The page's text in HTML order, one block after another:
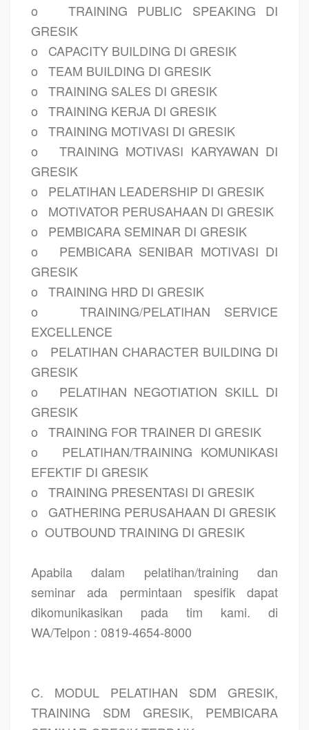
o
TRAINING PUBLIC SPEAKING DI
GRESIK
o
CAPACITY BUILDING DI GRESIK
o
TEAM BUILDING DI GRESIK
o
TRAINING SALES DI GRESIK
o
TRAINING KERJA DI GRESIK
o
TRAINING MOTIVASI DI GRESIK
o
TRAINING MOTIVASI KARYAWAN DI
GRESIK
o
PELATIHAN LEADERSHIP DI GRESIK
o
MOTIVATOR PERUSAHAAN DI GRESIK
o
PEMBICARA SEMINAR DI GRESIK
o
PEMBICARA SENIBAR MOTIVASI DI
GRESIK
o
TRAINING HRD DI GRESIK
o
TRAINING/PELATIHAN SERVICE
EXCELLENCE
o
PELATIHAN CHARACTER BUILDING DI
GRESIK
o
PELATIHAN NEGOTIATION SKILL DI
GRESIK
o
TRAINING FOR TRAINER DI GRESIK
o
PELATIHAN/TRAINING KOMUNIKASI
EFEKTIF DI GRESIK
o
TRAINING PRESENTASI DI GRESIK
o
GATHERING PERUSAHAAN DI GRESIK
o OUTBOUND TRAINING DI GRESIK
Apabila dalam pelatihan/training dan
seminar ada permintaan spesifik dapat
dikomunikasikan pada tim kami. di
WA/Telpon : 0819-4654-8000
C. MODUL PELATIHAN SDM GRESIK,
TRAINING SDM GRESIK, PEMBICARA